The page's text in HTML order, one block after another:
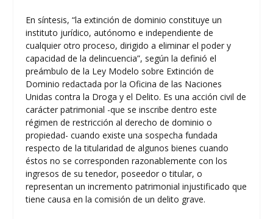
En síntesis, “la extinción de dominio constituye un
instituto jurídico, autónomo e independiente de
cualquier otro proceso, dirigido a eliminar el poder y
capacidad de la delincuencia”, según la definió el
preámbulo de la Ley Modelo sobre Extinción de
Dominio redactada por la Oficina de las Naciones
Unidas contra la Droga y el Delito. Es una acción civil de
carácter patrimonial -que se inscribe dentro este
régimen de restricción al derecho de dominio o
propiedad- cuando existe una sospecha fundada
respecto de la titularidad de algunos bienes cuando
éstos no se corresponden razonablemente con los
ingresos de su tenedor, poseedor o titular, o
representan un incremento patrimonial injustificado que
tiene causa en la comisión de un delito grave.